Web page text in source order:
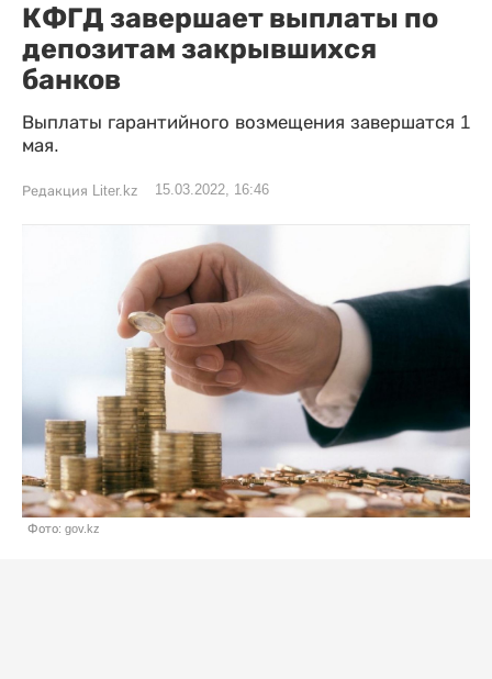
КФГД завершает выплаты по
депозитам закрывшихся
банков
Выплаты гарантийного возмещения завершатся 1
мая.
Редакция Liter.kz 15.03.2022, 16:46
Фото: gov.kz